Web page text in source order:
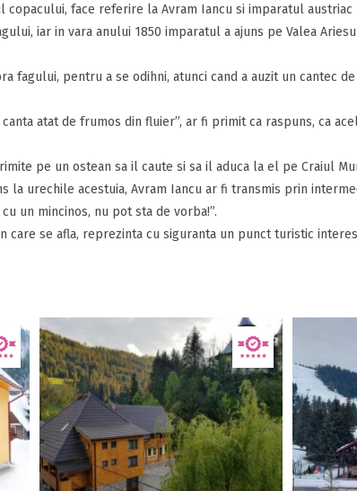
face referire la Avram Iancu si imparatul austriac
iar in vara anului 1850 imparatul a ajuns pe Valea
fagului, pentru a se odihni, atunci cand a auzit un cantec
atat de frumos din fluier”, ar fi primit ca raspuns, ca
pe un ostean sa il caute si sa il aduca la el pe Craiul
la urechile acestuia, Avram Iancu ar fi transmis prin
un mincinos, nu pot sta de vorba!”.
care se afla, reprezinta cu siguranta un punct turistic